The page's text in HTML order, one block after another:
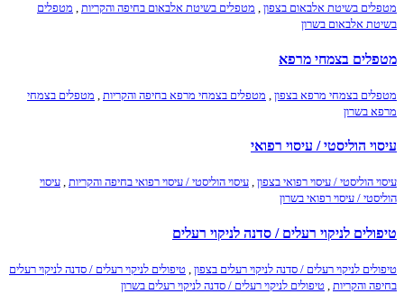
מטפלים בשיטת אלבאום בצפון , מטפלים בשיטת אלבאום בחיפה והקריות , מטפלים
בשיטת אלבאום בשרון
מטפלים בצמחי מרפא
מטפלים בצמחי מרפא בצפון מטפלים בצמחי מרפא בחיפה והקריות
מטפלים בצמחי
מרפא בשרון
עיסוי הוליסטי / עיסוי רפואי
עיסוי הוליסטי / עיסוי רפואי בצפון , עיסוי הוליסטי / עיסוי רפואי בחיפה והקריות , עיסוי
הוליסטי / עיסוי רפואי בשרון
טיפולים לניקוי רעלים / סדנה לניקוי רעלים
טיפולים לניקוי רעלים / סדנה לניקוי רעלים בצפון טיפולים לניקוי רעלים / סדנה לניקוי רעלים
בחיפה והקריות
טיפולים לניקוי רעלים / סדנה לניקוי רעלים בשרון